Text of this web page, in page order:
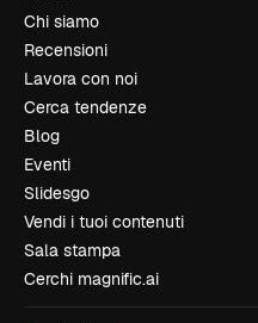
Chi siamo
Recensioni
Lavora con noi
Cerca tendenze
Blog
Eventi
Slidesgo
Vendi i tuoi contenuti
Sala stampa
Cerchi magnific.ai